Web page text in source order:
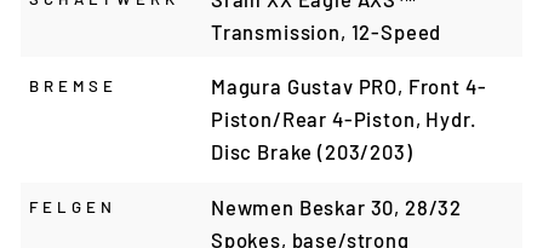
Transmission, 12-Speed
BREMSE
Magura Gustav PRO, Front 4-
Piston/Rear 4-Piston, Hydr.
Disc Brake (203/203)
FELGEN
Newmen Beskar 30, 28/32
Spokes, base/strong